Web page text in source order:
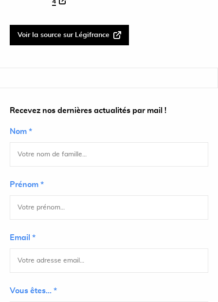
4
Voir la source sur Légifrance
Recevez nos dernières actualités par mail !
Nom *
Prénom *
Email *
Vous êtes... *